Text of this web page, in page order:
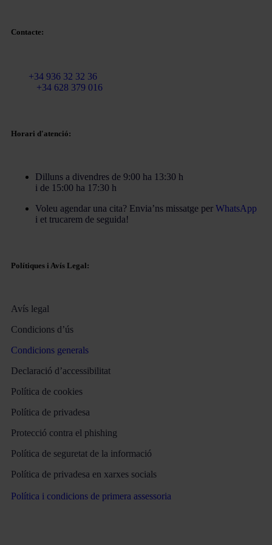
Contacte:
+34 936 32 32 36
+34 628 379 016
Horari d'atenció:
Dilluns a divendres de 9:00 ha 13:30 h
i de 15:00 ha 17:30 h
Voleu agendar una cita? Envia’ns missatge per WhatsApp
i et trucarem de seguida!
Polítiques i Avís Legal:
Avís legal
Condicions d’ús
Condicions generals
Declaració d’accessibilitat
Política de cookies
Política de privadesa
Protecció contra el phishing
Política de seguretat de la informació
Política de privadesa en xarxes socials
Política i condicions de primera assessoria